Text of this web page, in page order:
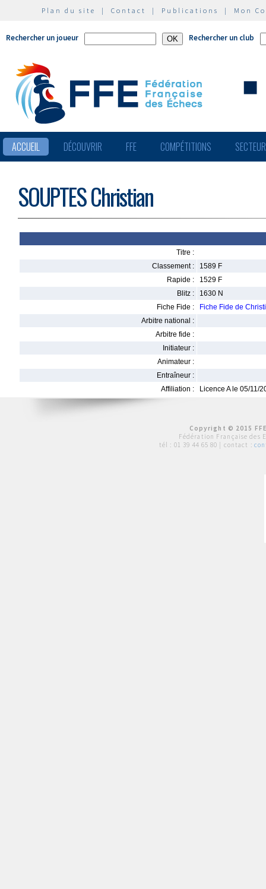
Plan du site | Contact | Publications | Mon
Rechercher un joueur Rechercher un club
ACCUEIL DÉCOUVRIR FFE COMPÉTITIONS
SOUPTES Christian
Titre :
Classement :
1589 F
Rapide :
1529 F
Blitz :
1630 N
Fiche Fide :
Fiche Fide de
Arbitre national :
Arbitre fide :
Initiateur :
Animateur :
Entraîneur :
Affiliation :
Licence A le 05/11/
Copyright © 2015
Fédération Française des
tél : 01 39 44 65 80 | contact :